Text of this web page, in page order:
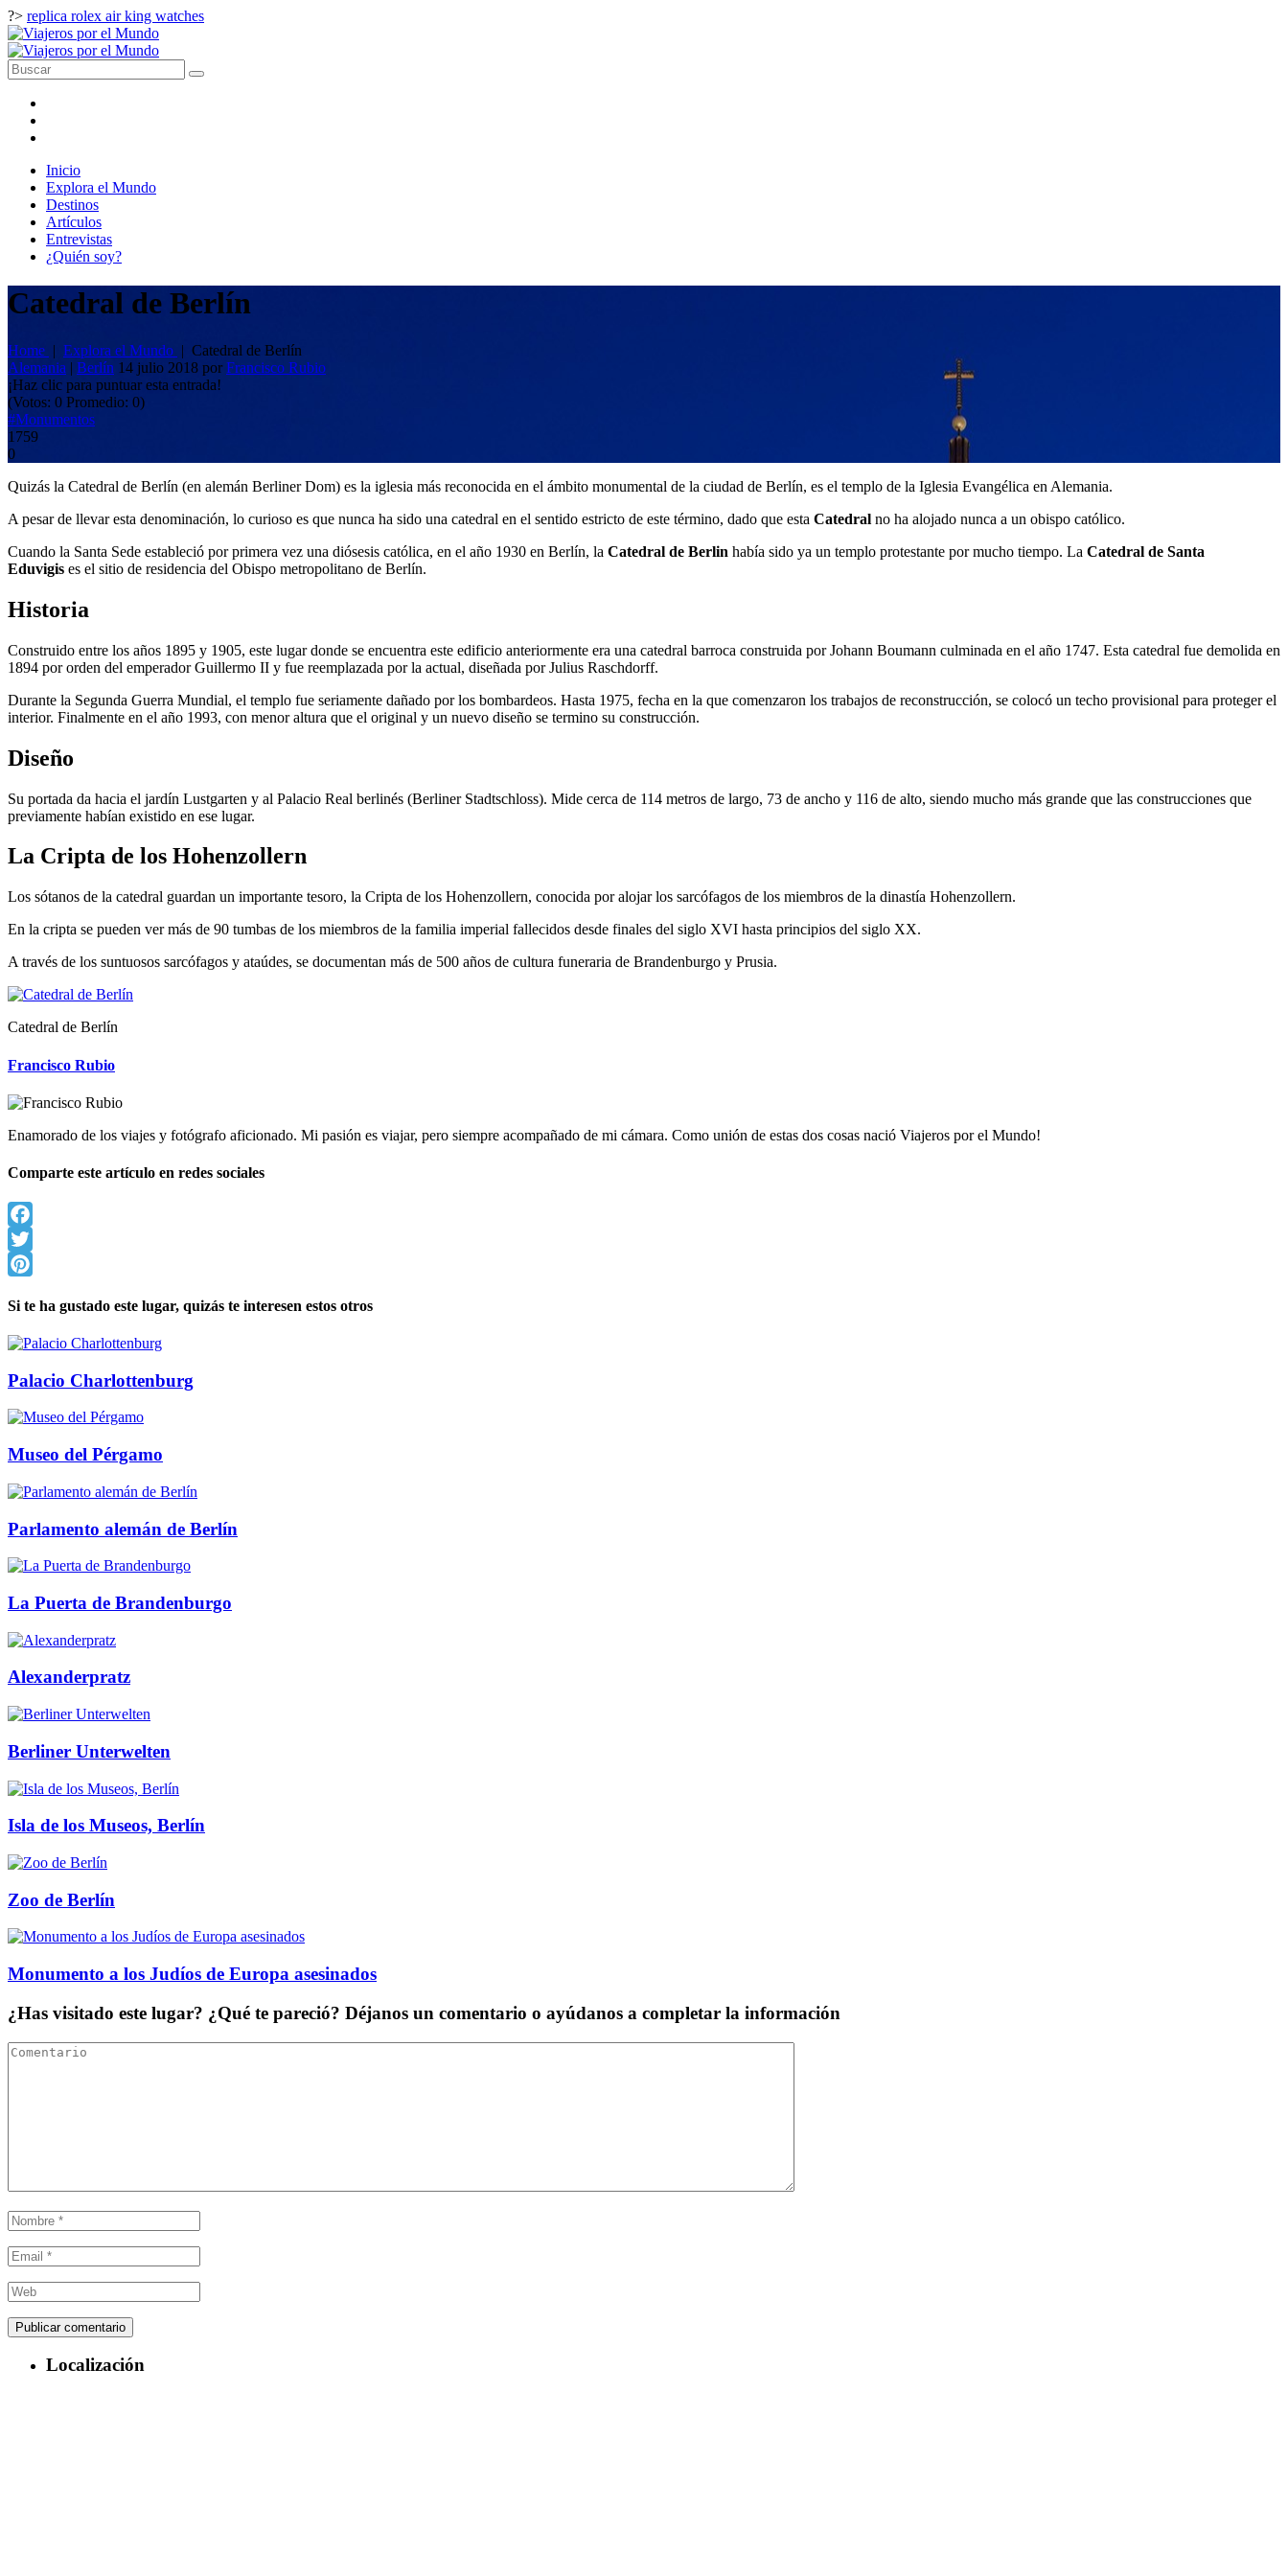
?> replica rolex air king watches
Inicio
Explora el Mundo
Destinos
Artículos
Entrevistas
¿Quién soy?
Catedral de Berlín
Home | Explora el Mundo | Catedral de Berlín
Alemania | Berlín 14 julio 2018 por Francisco Rubio
¡Haz clic para puntuar esta entrada!
(Votos: 0 Promedio: 0)
#Monumentos
1759
0
Quizás la Catedral de Berlín (en alemán Berliner Dom) es la iglesia más reconocida en el ámbito monumental de la ciudad de Berlín, es el templo de la Iglesia Evangélica en Alemania.
A pesar de llevar esta denominación, lo curioso es que nunca ha sido una catedral en el sentido estricto de este término, dado que esta Catedral no ha alojado nunca a un obispo católico.
Cuando la Santa Sede estableció por primera vez una diósesis católica, en el año 1930 en Berlín, la Catedral de Berlin había sido ya un templo protestante por mucho tiempo. La Catedral de Santa
Eduvigis es el sitio de residencia del Obispo metropolitano de Berlín.
Historia
Construido entre los años 1895 y 1905, este lugar donde se encuentra este edificio anteriormente era una catedral barroca construida por Johann Boumann culminada en el año 1747. Esta catedral fue demolida en
1894 por orden del emperador Guillermo II y fue reemplazada por la actual, diseñada por Julius Raschdorff.
Durante la Segunda Guerra Mundial, el templo fue seriamente dañado por los bombardeos. Hasta 1975, fecha en la que comenzaron los trabajos de reconstrucción, se colocó un techo provisional para proteger el
interior. Finalmente en el año 1993, con menor altura que el original y un nuevo diseño se termino su construcción.
Diseño
Su portada da hacia el jardín Lustgarten y al Palacio Real berlinés (Berliner Stadtschloss). Mide cerca de 114 metros de largo, 73 de ancho y 116 de alto, siendo mucho más grande que las construcciones que
previamente habían existido en ese lugar.
La Cripta de los Hohenzollern
Los sótanos de la catedral guardan un importante tesoro, la Cripta de los Hohenzollern, conocida por alojar los sarcófagos de los miembros de la dinastía Hohenzollern.
En la cripta se pueden ver más de 90 tumbas de los miembros de la familia imperial fallecidos desde finales del siglo XVI hasta principios del siglo XX.
A través de los suntuosos sarcófagos y ataúdes, se documentan más de 500 años de cultura funeraria de Brandenburgo y Prusia.
Catedral de Berlín
Francisco Rubio
Enamorado de los viajes y fotógrafo aficionado. Mi pasión es viajar, pero siempre acompañado de mi cámara. Como unión de estas dos cosas nació Viajeros por el Mundo!
Comparte este artículo en redes sociales
Facebook
Twitter
Si te ha gustado este lugar, quizás te interesen estos otros
Palacio Charlottenburg
Museo del Pérgamo
Parlamento alemán de Berlín
La Puerta de Brandenburgo
Alexanderpratz
Berliner Unterwelten
Isla de los Museos, Berlín
Zoo de Berlín
Monumento a los Judíos de Europa asesinados
¿Has visitado este lugar? ¿Qué te pareció? Déjanos un comentario o ayúdanos a completar la información
Localización